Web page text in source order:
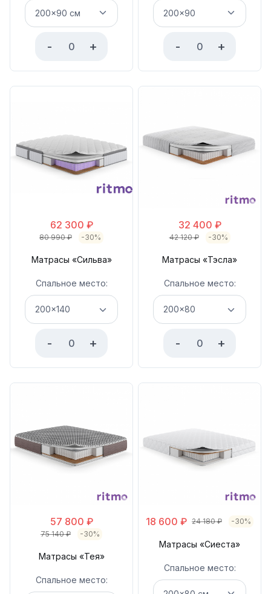
- + - +
62 300 ₽
80 990₽ -30%
Матрасы «Сильва»
Спальное место:
- +
32 400 ₽
42 120₽ -30%
Матрасы «Тэсла»
Спальное место:
- +
57 800 ₽
75 140₽ -30%
Матрасы «Тея»
Спальное место:
18 600 ₽ 24 180₽ -30%
Матрасы «Сиеста»
Спальное место: